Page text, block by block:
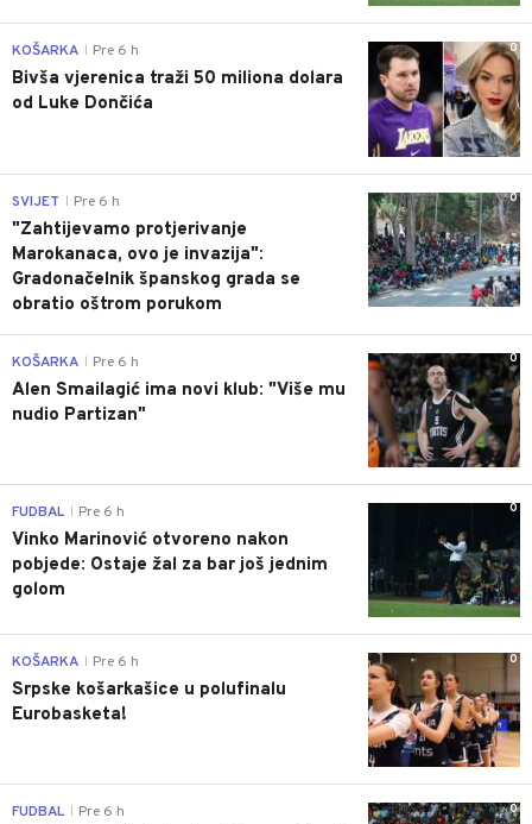
0
KOŠARKA Pre 6 h
Bivša vjerenica traži 50 miliona dolara
od Luke Dončića
0
SVIJET Pre 6 h
"Zahtijevamo protjerivanje
Marokanaca, ovo je invazija":
Gradonačelnik španskog grada se
obratio oštrom porukom
0
KOŠARKA Pre 6 h
Alen Smailagić ima novi klub: "Više mu
nudio Partizan"
0
FUDBAL Pre 6 h
Vinko Marinović otvoreno nakon
pobjede: Ostaje žal za bar još jednim
golom
0
KOŠARKA Pre 6 h
Srpske košarkašice u polufinalu
Eurobasketa!
0
FUDBAL Pre 6 h